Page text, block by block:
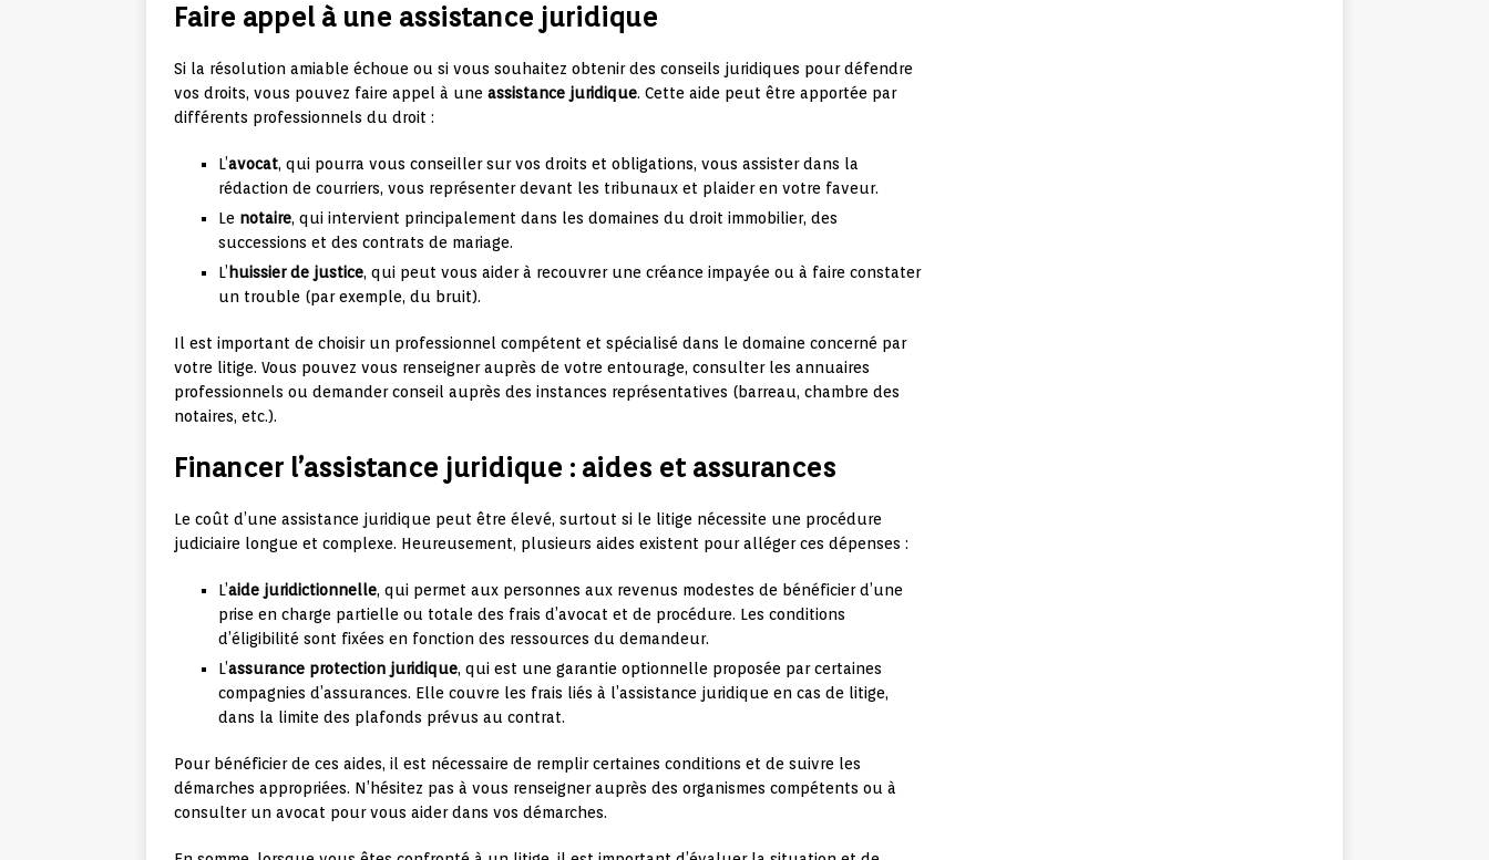
Faire appel à une assistance juridique
Si la résolution amiable échoue ou si vous souhaitez obtenir des conseils juridiques pour défendre
vos droits, vous pouvez faire appel à une assistance juridique. Cette aide peut être apportée par
différents professionnels du droit :
L’avocat, qui pourra vous conseiller sur vos droits et obligations, vous assister dans la
rédaction de courriers, vous représenter devant les tribunaux et plaider en votre faveur.
Le notaire, qui intervient principalement dans les domaines du droit immobilier, des
successions et des contrats de mariage.
L’ huissier de justice, qui peut vous aider à recouvrer une créance impayée ou à faire constater
un trouble (par exemple, du bruit).
Il est important de choisir un professionnel compétent et spécialisé dans le domaine concerné par
votre litige. Vous pouvez vous renseigner auprès de votre entourage, consulter les annuaires
professionnels ou demander conseil auprès des instances représentatives (barreau, chambre des
notaires, etc.).
Financer l’assistance juridique : aides et assurances
Le coût d’une assistance juridique peut être élevé, surtout si le litige nécessite une procédure
judiciaire longue et complexe. Heureusement, plusieurs aides existent pour alléger ces dépenses :
L’aide juridictionnelle, qui permet aux personnes aux revenus modestes de bénéficier d’une
prise en charge partielle ou totale des frais d’avocat et de procédure. Les conditions
d’éligibilité sont fixées en fonction des ressources du demandeur.
L’assurance protection juridique, qui est une garantie optionnelle proposée par certaines
compagnies d’assurances. Elle couvre les frais liés à l’assistance juridique en cas de litige,
dans la limite des plafonds prévus au contrat.
Pour bénéficier de ces aides, il est nécessaire de remplir certaines conditions et de suivre les
démarches appropriées. N’hésitez pas à vous renseigner auprès des organismes compétents ou à
consulter un avocat pour vous aider dans vos démarches.